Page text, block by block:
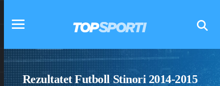
Rezultatet Futboll Stinori 2014-2015